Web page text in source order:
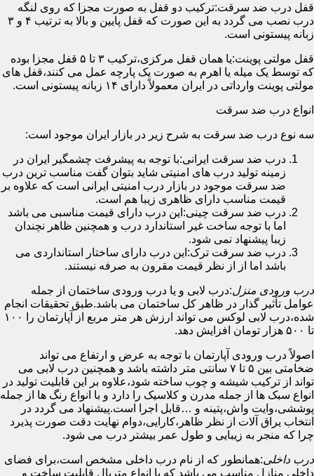
قفل درب ضد سرقت:ترکیب دو قفل به صورت مجزا که روی لنگه
درب نصب می گردد به این صورت که قفل پایین و بالا به ترتیب ۴ و ۳
زبانه پیستونی است.
قفل مولتی پوینت:یا همان قفل مرکزی،ترکیب ۳ تا ۵ قفل مجزا بوده
که توسط یک میله یا اهرم به صورت یک پارچه عمل می کنند،قفل های
مولتی پوینت وارداتی در ایران معمولاً دارای ۱۴ زبانه پیستونی است.
انواع درب ضد سرقت
سه نوع درب ضد سرقت به شرح زیر در بازار ایران موجود است:
درب ضد سرقت ایرانی:با توجه به پیشرفت چشمگیر ایران در
زمینه تولید درب های امنیتی شاید بتوان گفت مناسب ترین درب
ضد سرقت موجود در بازار درب امنیتی ایرانی است که علاوه بر
قیمت مناسب دارای ظاهری زیبا هم است.
درب ضد سرقت چینی:این درب دارای قیمت مناسبی می باشد
اما با توجه ساخت غیر استاندارد درب و همچنین ظاهر نچندان
زیبا پیشنهاد نمی شود.
درب ضد سرقت ترک:این درب دارای ساختار استانداردی می
باشد اما از از نظر قیمت مقرون به صرفه نیستند.
درب ورودی منزل:درب لابی و یا درب ورودی ساختمان از جمله
عوامل تأثیر گذار در ظاهر کل ساختمان می باشد.طبق تحقیقات انجام
شده،درب لابی لوکس می تواند ارزش هر متر مربع از آپارتمان را ۱۰۰
تا ۵۰۰ هزار تومان افزایش دهد.
اصولاً درب ورودی آپارتمان با توجه به عرض و ارتفاع می تواند
ضخامتی بین ۵ تا ۷ سانتی متر داشته باشد و همچنین درب لابی می
تواند از ترکیب شیشه و چوب ساخته شود،علاوه بر این قابلیت تولید در
انواع سبک ها از جمله مدرن و کلاسیک را دارد و با انواع رنگ ها از جمله
پوششی،وایت واش،پتینه و …قابل اجرا است.پیشنهاد می گردد در
انتخاب یراق آلات از نظر ظاهر،کارایی،دوام نهایت دقت صورت پذیرد
چرا که منجر به زیبایی و طول عمر بیشتر درب می شود.
درب داخلی:همانطور که از نام درب داخلی مشخص است،برای فضای
داخلی منازل مناسب می باشد که با انواع متریال قابلیت ساخت و